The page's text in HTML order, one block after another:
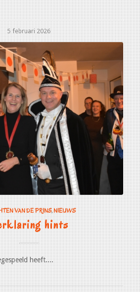
5 februari 2026
VAN DE PRINS,NIEUWS
hints
heeft....